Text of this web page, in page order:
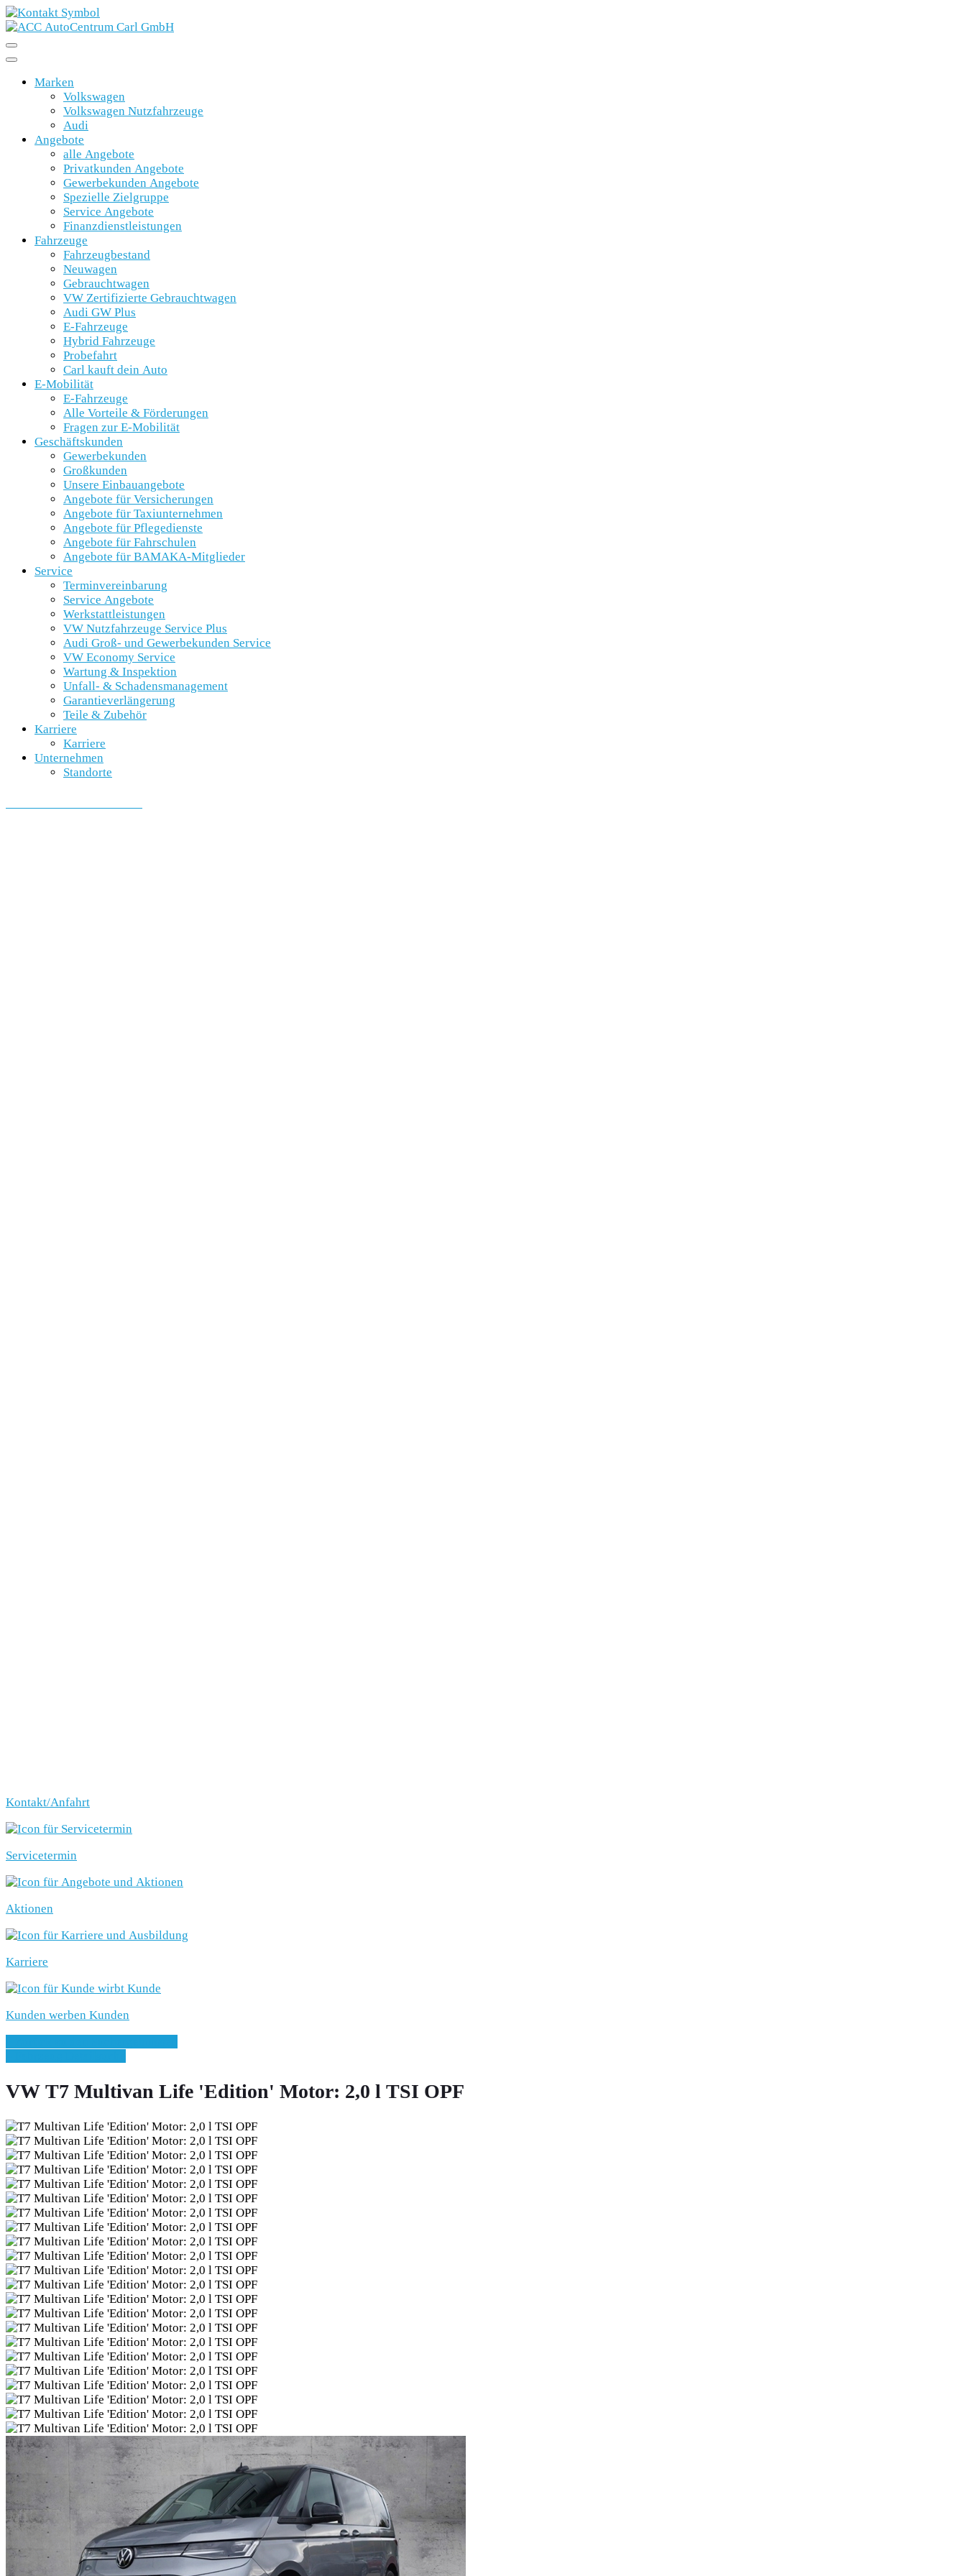
Marken
Volkswagen
Volkswagen Nutzfahrzeuge
Audi
Angebote
alle Angebote
Privatkunden Angebote
Gewerbekunden Angebote
Spezielle Zielgruppe
Service Angebote
Finanzdienstleistungen
Fahrzeuge
Fahrzeugbestand
Neuwagen
Gebrauchtwagen
VW Zertifizierte Gebrauchtwagen
Audi GW Plus
E-Fahrzeuge
Hybrid Fahrzeuge
Probefahrt
Carl kauft dein Auto
E-Mobilität
E-Fahrzeuge
Alle Vorteile & Förderungen
Fragen zur E-Mobilität
Geschäftskunden
Gewerbekunden
Großkunden
Unsere Einbauangebote
Angebote für Versicherungen
Angebote für Taxiunternehmen
Angebote für Pflegedienste
Angebote für Fahrschulen
Angebote für BAMAKA-Mitglieder
Service
Terminvereinbarung
Service Angebote
Werkstattleistungen
VW Nutzfahrzeuge Service Plus
Audi Groß- und Gewerbekunden Service
VW Economy Service
Wartung & Inspektion
Unfall- & Schadensmanagement
Garantieverlängerung
Teile & Zubehör
Karriere
Karriere
Unternehmen
Standorte
Kontakt/Anfahrt
Servicetermin
Aktionen
Karriere
Kunden werben Kunden
VW T7 Multivan Life 'Edition' Motor: 2,0 l TSI OPF